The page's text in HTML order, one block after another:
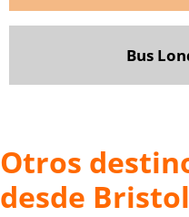
Bus
Otros
desde Bristol